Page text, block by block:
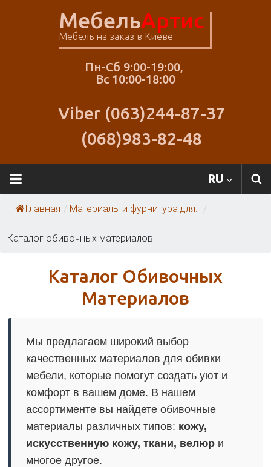
МебельАртис
Мебель на заказ в Киеве
Пн-Сб 9:00-19:00,
Вс 10:00-18:00
Viber (063)244-87-37
(068)983-82-48
RU
Главная / Материалы и фурнитура для... /
Каталог обивочных материалов
Каталог Обивочных
Материалов
Мы предлагаем широкий выбор
качественных материалов для обивки
мебели, которые помогут создать уют и
комфорт в вашем доме. В нашем
ассортименте вы найдете обивочные
материалы различных типов: кожу,
искусственную кожу, ткани, велюр и
многое другое.